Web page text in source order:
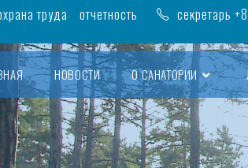
труда отчетность секретарь
НОВОСТИ О САНАТОРИИ